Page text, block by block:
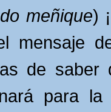
meñique)
mensaje
de saber
para la